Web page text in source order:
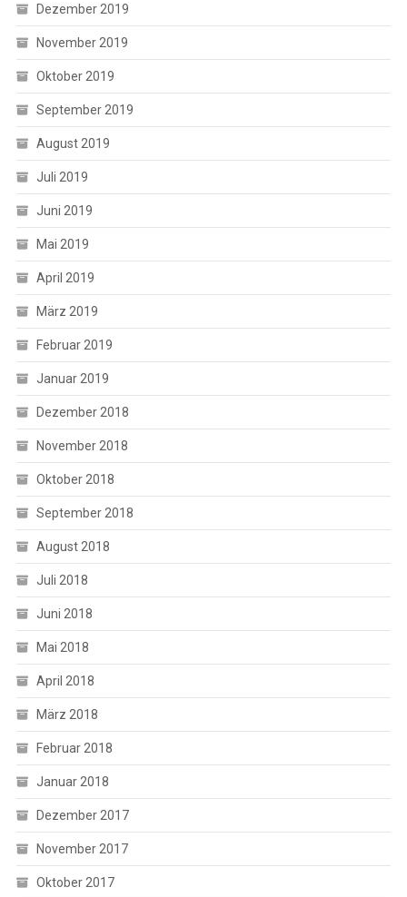
Dezember 2019
November 2019
Oktober 2019
September 2019
August 2019
Juli 2019
Juni 2019
Mai 2019
April 2019
März 2019
Februar 2019
Januar 2019
Dezember 2018
November 2018
Oktober 2018
September 2018
August 2018
Juli 2018
Juni 2018
Mai 2018
April 2018
März 2018
Februar 2018
Januar 2018
Dezember 2017
November 2017
Oktober 2017